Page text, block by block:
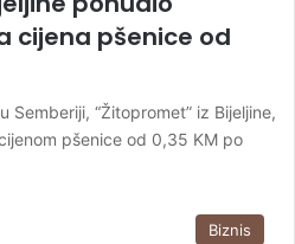
cijena pšenice od
“Žitopromet” iz Bijeljine,
pšenice od 0,35 KM po
Biznis